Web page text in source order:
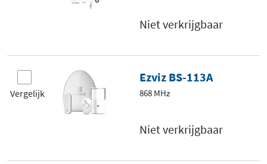
Niet verkrijgbaar
Vergelijk
Ezviz BS-113A
868 MHz
Niet verkrijgbaar